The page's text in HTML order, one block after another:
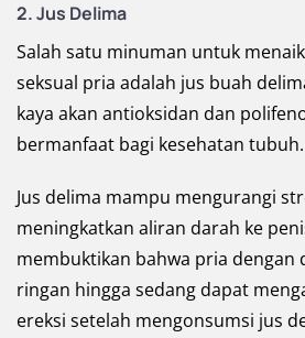
2. Jus Delima
Salah satu minuman untuk
seksual pria adalah jus buah
kaya akan antioksidan dan
bermanfaat bagi kesehatan tubuh.
Jus delima mampu mengurangi
meningkatkan aliran darah ke
membuktikan bahwa pria dengan
ringan hingga sedang dapat
ereksi setelah mengonsumsi jus